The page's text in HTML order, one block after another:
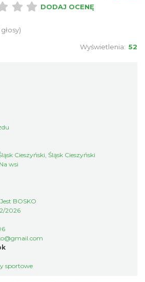
"Z archiwum Z.
Polaków z Zaolzia"
DODAJ OCENĘ
Wyświetlenia: 52
Cieszyński, Śląsk Cieszyński
wsi
BOSKO
2026
sportowe